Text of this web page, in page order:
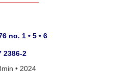
no. 1 • 5 • 6
2386-2
• 2024